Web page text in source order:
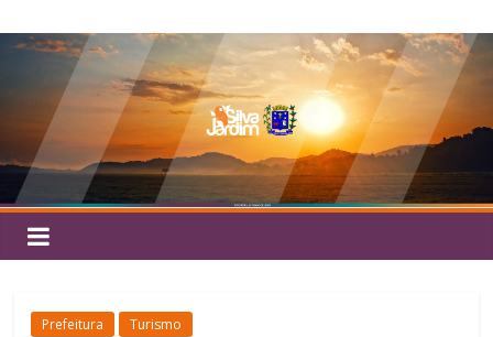
para
conteúdo
Silva
Jardim
Prefeitura Turismo